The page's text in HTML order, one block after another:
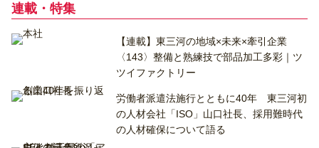
連載・特集
【連載】東三河の地域×未来×牽引企業
〈143〉整備と熟練技で部品加工多彩｜ツ
ツイファクトリー
労働者派遣法施行とともに40年 東三河初
の人材会社「ISO」山口社長、採用難時代
の人材確保について語る